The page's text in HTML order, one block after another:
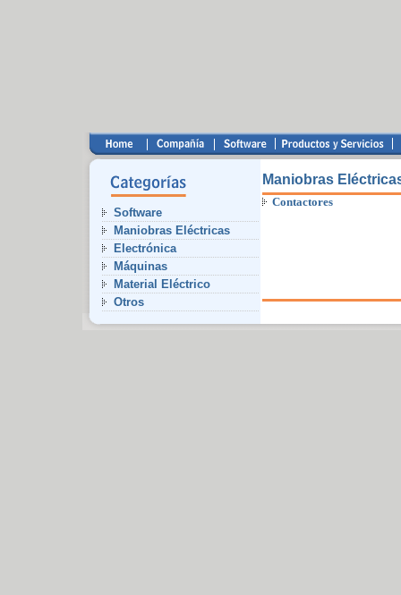
Software
Maniobras Eléctricas
Electrónica
Máquinas
Material Eléctrico
Otros
Maniobras
Contactores